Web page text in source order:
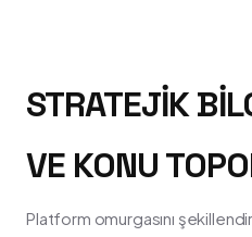
STRATEJIK
VE KONU
Platform omurgasını